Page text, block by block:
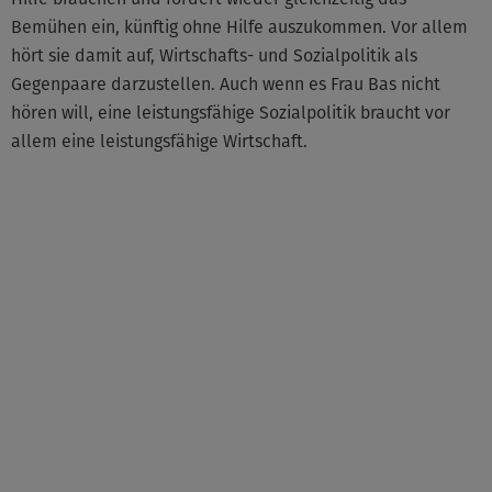
Bemühen ein, künftig ohne Hilfe auszukommen. Vor allem
hört sie damit auf, Wirtschafts- und Sozialpolitik als
Gegenpaare darzustellen. Auch wenn es Frau Bas nicht
hören will, eine leistungsfähige Sozialpolitik braucht vor
allem eine leistungsfähige Wirtschaft.